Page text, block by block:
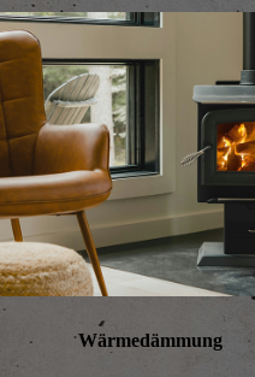
Wärmedämmung